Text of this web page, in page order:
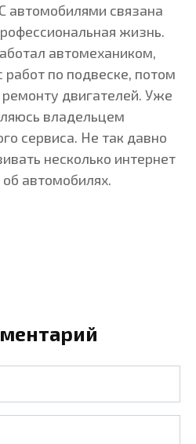
автомобилями связана
жизнь.
автомехаником,
работ по подвеске, потом
ремонту двигателей. Уже
владельцем
сервиса. Не так давно
несколько интернет
автомобилях.